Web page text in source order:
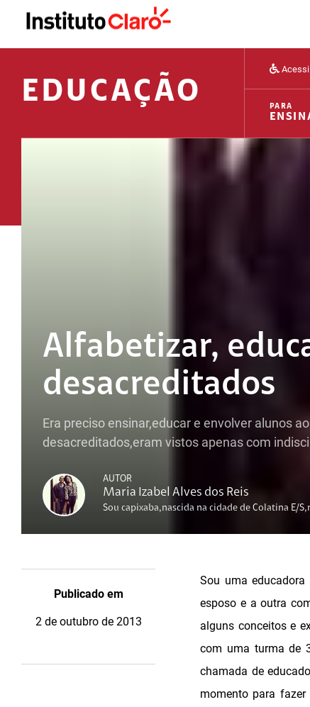
EDUCAÇÃO PARA
Alfabetizar,
desacreditados
Era preciso ensinar,educar e envolver alunos
desacreditados,eram vistos apenas com
AUTOR
Maria Izabel Alves dos Reis
Sou capixaba,nascida na cidade de Colatina E/
Publicado em
2 de outubro de 2013
Sou uma
esposo e a outra
alguns conceitos e
com uma turma de
chamada de
momento para fazer